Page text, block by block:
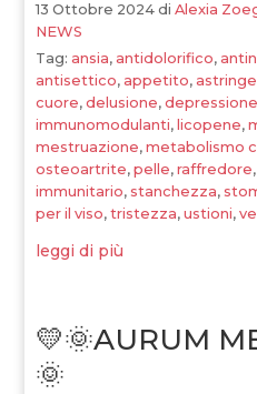
13 Ottobre 2024 diAlexia
NEWS
Tag: ansia, antidolorifico,
antisettico, appetito,
cuore,delusione,depressione
immunomodulanti, licopene,
mestruazione,metabolismo
osteoartrite,pelle,raffredore
immunitario,stanchezza,
per il viso,tristezza,ustioni,
leggi di più
💛🌞AURUM
🌞